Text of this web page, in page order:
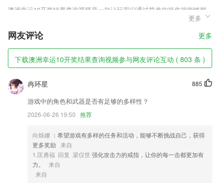
澳洲幸运10开奖结果查询视频是一款让玩家们通过简单的操作就能够驾
驶小车进行游玩的作品，玩家们在游戏中能够面对非常多的精致场景进行
游戏内容的体验，这款作品中玩家们能够不断的了解不同小车的属性，通
过合理的分配来调校小车的参数和性能，找到一条合理的游玩路径。
澳洲幸运10开奖结果查询视频软件特色
1,【提分训练】同类题推荐，举一反三，帮助学生强化训练薄弱知识点
2,海量滤镜：为你提供了更多的滤镜效果，拍摄方式更轻松;
3,养殖提醒，关键事项，自动提醒
4,独特的美化效果，一键即可节省时间。
6,手机专业清理手机，一键清理手机，加快手机运行速度，一键清理缓存
澳洲幸运10开奖结果查询视频软件优势
更多
网友评论 更多
下载澳洲幸运10开奖结果查询视频参与网友评论互动 ( 803 条 )
885
冉环星
游戏中的角色和武器是否有足够的多样性？
2026-06-26 19:50 推荐
向烁娜 ：希望游戏有多样的任务和活动，能够不断挑战自己，获得
更多奖励 来自
1.匡勇福 回复 梁仪世强化攻击力的戒指，让你的每一击都更加有
力。
来自
来自